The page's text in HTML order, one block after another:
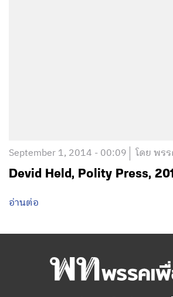
September 1, 2014 - 00:09 โดย พร
Devid Held, Polity Press,
อ่านต่อ